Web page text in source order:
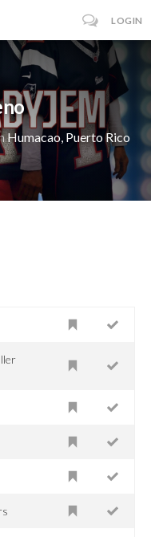
LOGIN
Humacao, Puerto Rico